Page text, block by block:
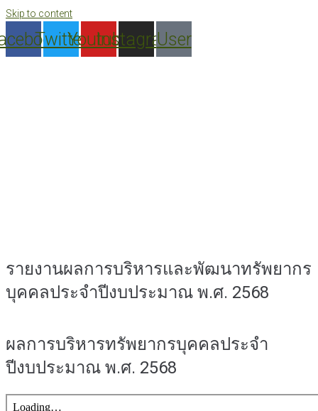
Skip to content
TwitterYoutube
Instagram
User
รายงานผลการบริหารและพัฒนาทรัพยากร
บุคคลประจำปีงบประมาณ พ.ศ. 2568
ผลการบริหารทรัพยากรบุคคลประจำ
ปีงบประมาณ พ.ศ. 2568